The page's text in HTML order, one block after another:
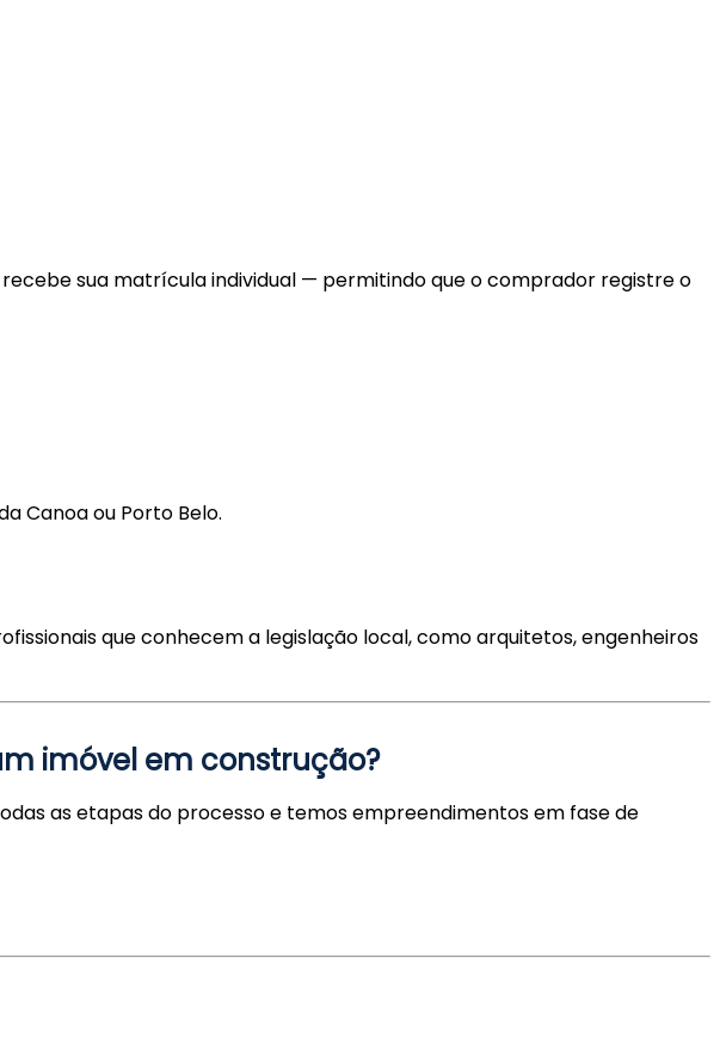
sua matrícula individual — permitindo que o comprador registre o
Canoa ou Porto Belo.
que conhecem a legislação local, como arquitetos, engenheiros
imóvel em construção?
as etapas do processo e temos empreendimentos em fase de